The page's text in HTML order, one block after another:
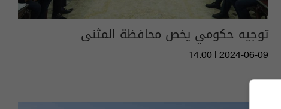
توجيه حكومي يخص محافظة المثنى
14:00 | 2024-06-09